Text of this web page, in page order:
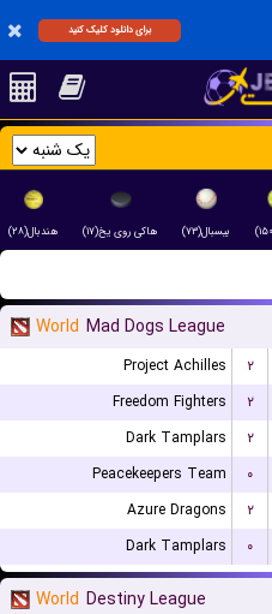
برای دانلود کلیک کنید
بیسبال(۷۳) هاکی روی یخ(۱۷) هندبال(۲۸)
World Mad Dogs League
Project Achilles ۲
Freedom Fighters
۲
Dark Tamplars
۲
Peacekeepers Team
۰
Azure Dragons
۲
Dark Tamplars
۰
World Destiny League